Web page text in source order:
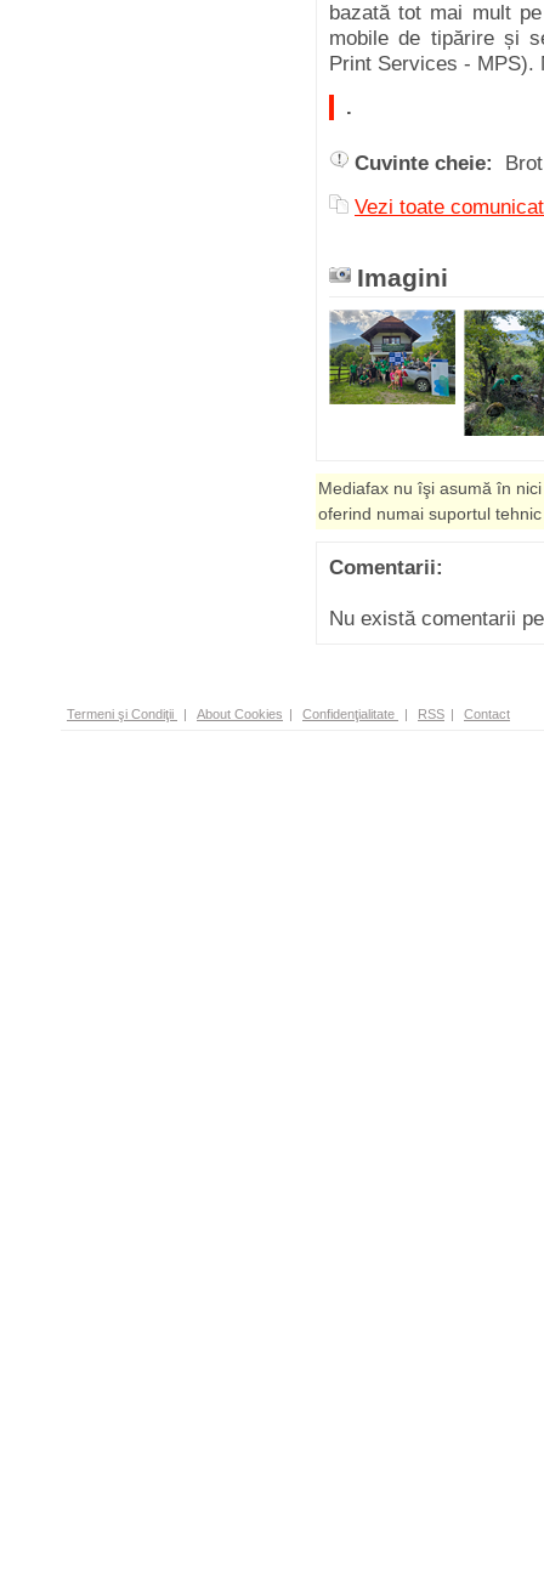
bazată tot mai mult
mobile de tipărire și
Print Services -
.
Cuvinte cheie:
Vezi toate
Imagini
Mediafax nu îşi asumă în
oferind numai suportul
Comentarii:
Nu există comentarii
Termeni şi Condiţii | About Cookies | Confidenţialitate | RSS | Contact